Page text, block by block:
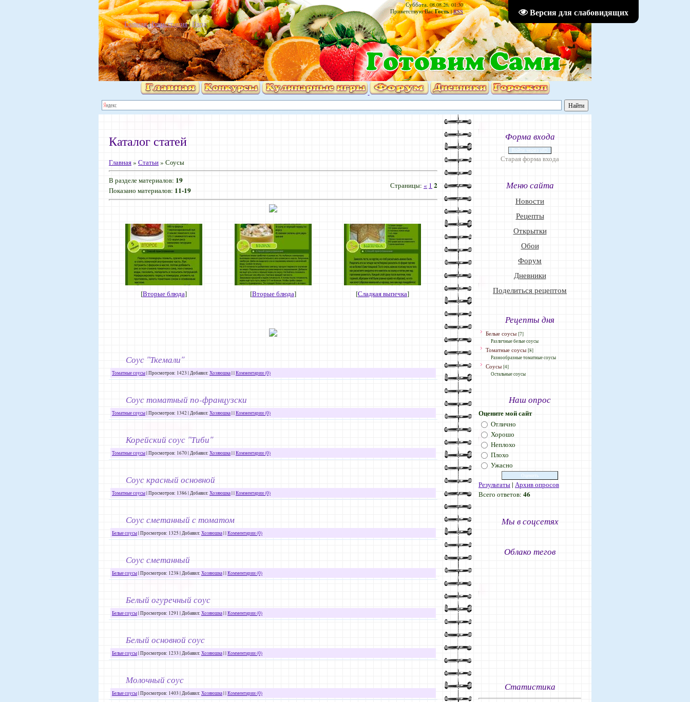
Версия для слабовидящих
Суббота, 08.08.26, 01:30
Приветствую Вас Гость|RSS
Главная|Регистрация|Вход
Каталог статей
Главная» Статьи» Соусы
В разделе материалов: 19
Показано материалов: 11-19 Страницы: « 1 2
[Вторые блюда] [Вторые блюда] [Сладкая выпечка]
Соус "Ткемали"
Томатные соусы| Просмотров: 1423 | Добавил: Хозяюшка| |Комментарии (0)
Соус томатный по-французски
Томатные соусы| Просмотров: 1342 | Добавил: Хозяюшка| |Комментарии (0)
Корейский соус "Тиби"
Томатные соусы| Просмотров: 1670 | Добавил: Хозяюшка| |Комментарии (0)
Соус красный основной
Томатные соусы| Просмотров: 1386 | Добавил: Хозяюшка| |Комментарии (0)
Соус сметанный с томатом
Белые соусы| Просмотров: 1325 | Добавил: Хозяюшка| |Комментарии (0)
Соус сметанный
Белые соусы| Просмотров: 1238 | Добавил: Хозяюшка| |Комментарии (0)
Белый огуречный соус
Белые соусы| Просмотров: 1291 | Добавил: Хозяюшка| |Комментарии (0)
Белый основной соус
Белые соусы| Просмотров: 1233 | Добавил: Хозяюшка| |Комментарии (0)
Молочный соус
Белые соусы| Просмотров: 1403 | Добавил: Хозяюшка| |Комментарии (0)
Форма входа
Войти через uID
Старая форма входа
Меню сайта
Новости
Рецепты
Открытки
Обои
Форум
Дневники
Поделиться рецептом
Рецепты дня
Белые соусы [7]
Различные белые соусы
Томатные соусы [8]
Разнообразные томатные соусы
Соусы [4]
Остальные соусы
Наш опрос
Оцените мой сайт
Отлично
Хорошо
Неплохо
Плохо
Ужасно
Результаты| Архив опросов
Всего ответов: 46
Мы в соцсетях
Облако тегов
Статистика